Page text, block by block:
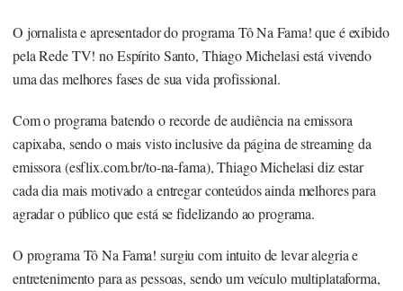
O jornalista e apresentador do programa Tô Na Fama! que é exibido
pela Rede TV! no Espírito Santo, Thiago Michelasi está vivendo
uma das melhores fases de sua vida profissional.
Com o programa batendo o recorde de audiência na emissora
capixaba, sendo o mais visto inclusive da página de streaming da
emissora (esflix.com.br/to-na-fama), Thiago Michelasi diz estar
cada dia mais motivado a entregar conteúdos ainda melhores para
agradar o público que está se fidelizando ao programa.
O programa Tô Na Fama! surgiu com intuito de levar alegria e
entretenimento para as pessoas, sendo um veículo multiplataforma,